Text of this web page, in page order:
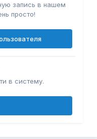
запись в нашем
просто!
в систему.